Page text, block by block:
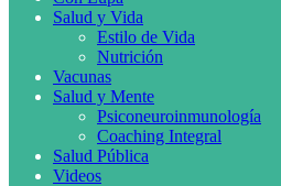
Salud y Vida
Estilo de Vida
Nutrición
Vacunas
Salud y Mente
Psiconeuroinmunología
Coaching Integral
Salud Pública
Videos